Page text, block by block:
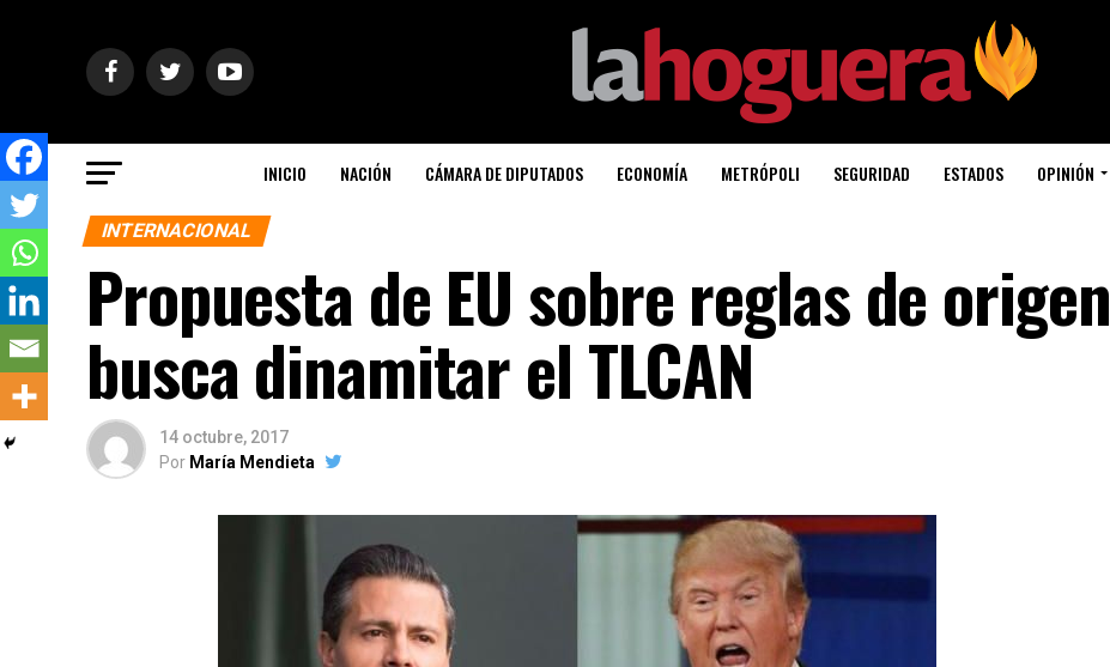
INICIO NACIÓN CÁMARA DE DIPUTADOS ECONOMÍA METRÓPOLI SEGURIDAD ESTADOS OPINIÓN
INTERNACIONAL
Propuesta de EU sobre reglas de origen
busca dinamitar el TLCAN
14 octubre, 2017
Por María Mendieta